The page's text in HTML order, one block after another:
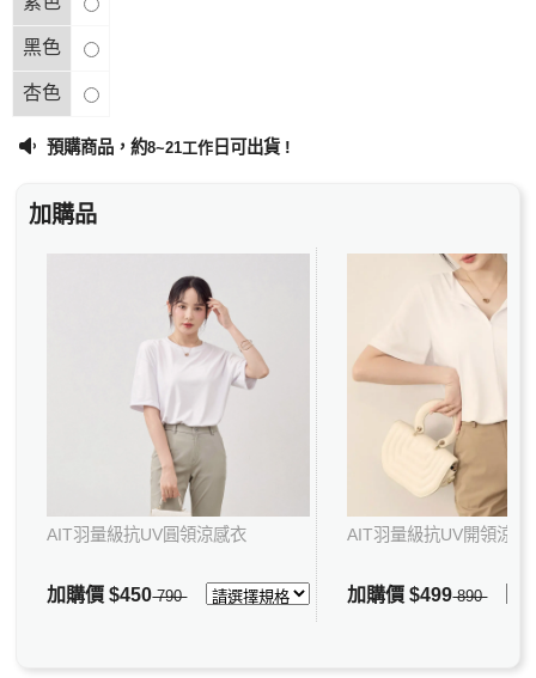
黑色
杏色
預購商品，約8~21工作 日可出貨 !
加購品
AIT羽量級抗UV圓領涼感衣
加購價$450790
AIT羽量級抗UV開領涼感
加購價$499890